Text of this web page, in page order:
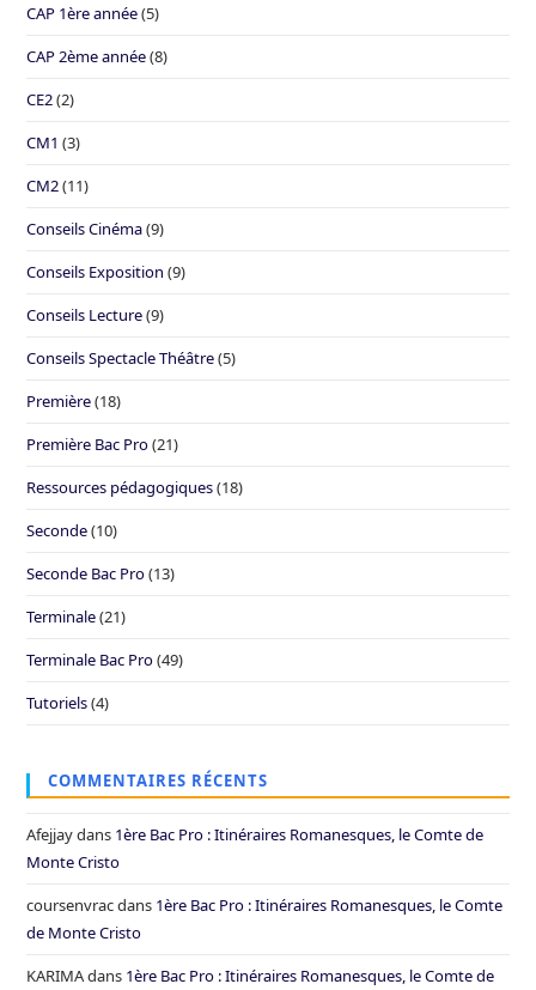
CAP 1ère année(5)
CAP 2ème année(8)
CE2(2)
CM1 (3)
CM2(11)
Conseils Cinéma(9)
Conseils Exposition (9)
Conseils Lecture(9)
Conseils Spectacle Théâtre(5)
Première(18)
Première Bac Pro(21)
Ressources pédagogiques(18)
Seconde(10)
Seconde Bac Pro(13)
Terminale(21)
Terminale Bac Pro(49)
Tutoriels(4)
COMMENTAIRES RÉCENTS
Afejjaydans 1ère Bac Pro : Itinéraires Romanesques, le Comte de
Monte Cristo
coursenvracdans 1ère Bac Pro : Itinéraires Romanesques, le Comte
de Monte Cristo
KARIMAdans 1ère Bac Pro : Itinéraires Romanesques, le Comte de